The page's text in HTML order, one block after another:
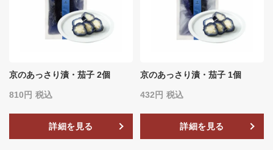
京のあっさり漬・茄子 2個
810 税込
詳細を見る
京のあっさり漬・茄子 1個
432 税込
詳細を見る